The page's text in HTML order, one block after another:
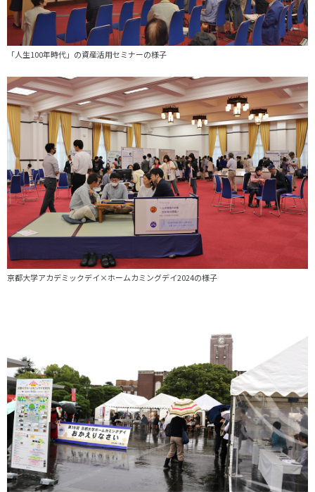
「人生100年時代」の資産活用セミナーの様子
京都大学アカデミックデイ×ホームカミングデイ2024の様子